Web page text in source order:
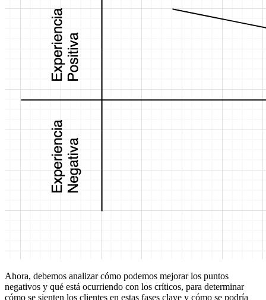
Ahora, debemos analizar cómo podemos mejorar los puntos
negativos y qué está ocurriendo con los críticos, para determinar
cómo se sienten los clientes en estas fases clave y cómo se podría